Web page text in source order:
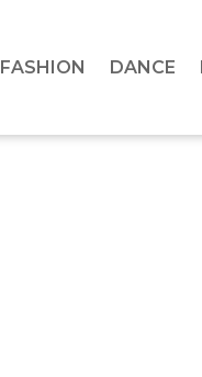
FASHION DANCE